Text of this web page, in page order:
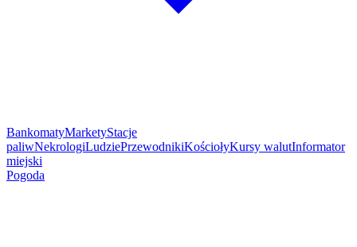
BankomatyMarketyStacje
paliwNekrologiLudziePrzewodnikiKościołyKursy walutInformator
miejski
Pogoda